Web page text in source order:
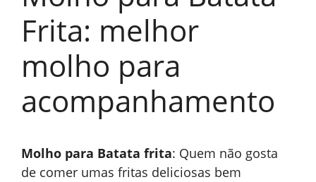
Frita: melhor
molho para
acompanhamento
Molho para Batata frita: Quem não gosta
de comer umas fritas deliciosas bem